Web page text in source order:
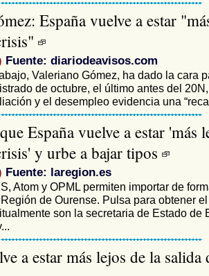
España vuelve a estar
Fuente: diariodeavisos.com
Valeriano Gómez, ha dado la cara
de octubre, el último antes del
y el desempleo evidencia una
España vuelve a estar 'más
y urbe a bajar tipos
Fuente: laregion.es
Atom y OPML permiten importar de
de Ourense. Pulsa para obtener
son la secretaria de Estado de
a estar más lejos de la salida